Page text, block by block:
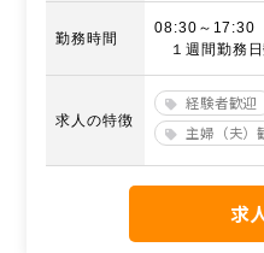
勤務時間
08:30～17:30
１週間勤務
求人の特徴
経験者歓迎
主婦（夫）
求